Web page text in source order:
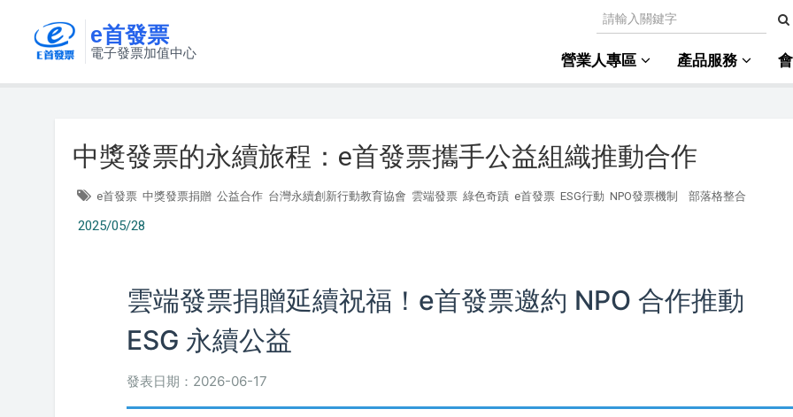
e首發票
電子發票加值中心 營業人專區 產品服務
中獎發票的永續旅程：e首發票攜手公益組織推動合作
e首發票 中獎發票捐贈 公益合作 台灣永續創新行動教育協會 雲端發票 綠色奇蹟 e首發票 ESG行動 NPO發票機制 部落格整合
2025/05/28
雲端發票捐贈延續祝福！e首發票邀約 NPO 合作推動
ESG 永續公益
發表日期：2026-06-17